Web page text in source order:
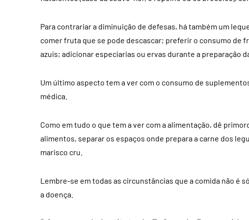
Para contrariar a diminuição de defesas, há também um
comer fruta que se pode descascar; preferir o consumo de
azuis; adicionar especiarias ou ervas durante a preparação
Um último aspecto tem a ver com o consumo de
médica.
Como em tudo o que tem a ver com a alimentação, dê
alimentos, separar os espaços onde prepara a carne dos
marisco cru.
Lembre-se em todas as circunstâncias que a comida não é
a doença.